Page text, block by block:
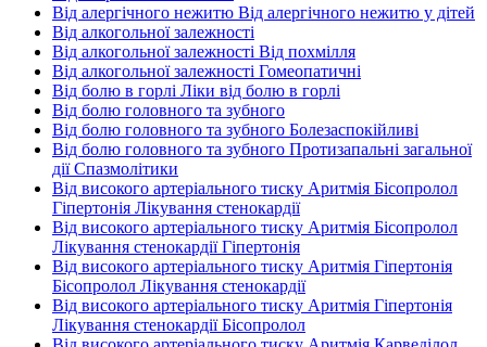
Від алергічного нежитю Від алергічного нежитю у дітей
Від алкогольної залежності
Від алкогольної залежності Від похмілля
Від алкогольної залежності Гомеопатичні
Від болю в горлі Ліки від болю в горлі
Від болю головного та зубного
Від болю головного та зубного Болезаспокійливі
Від болю головного та зубного Протизапальні загальної
дії Спазмолітики
Від високого артеріального тиску Аритмія Бісопролол
Гіпертонія Лікування стенокардії
Від високого артеріального тиску Аритмія Бісопролол
Лікування стенокардії Гіпертонія
Від високого артеріального тиску Аритмія Гіпертонія
Бісопролол Лікування стенокардії
Від високого артеріального тиску Аритмія Гіпертонія
Лікування стенокардії Бісопролол